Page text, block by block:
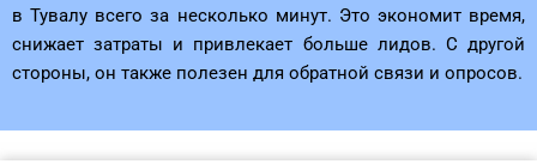
в Тувалу всего за несколько минут. Это экономит время,
снижает затраты и привлекает больше лидов. С другой
стороны, он также полезен для обратной связи и опросов.